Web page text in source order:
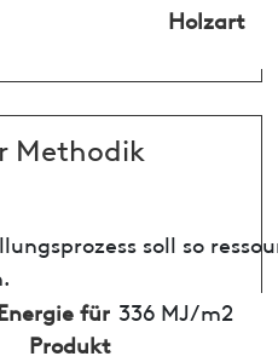
Holzart
Methodik
soll so
für
Produkt
336 MJ/m2